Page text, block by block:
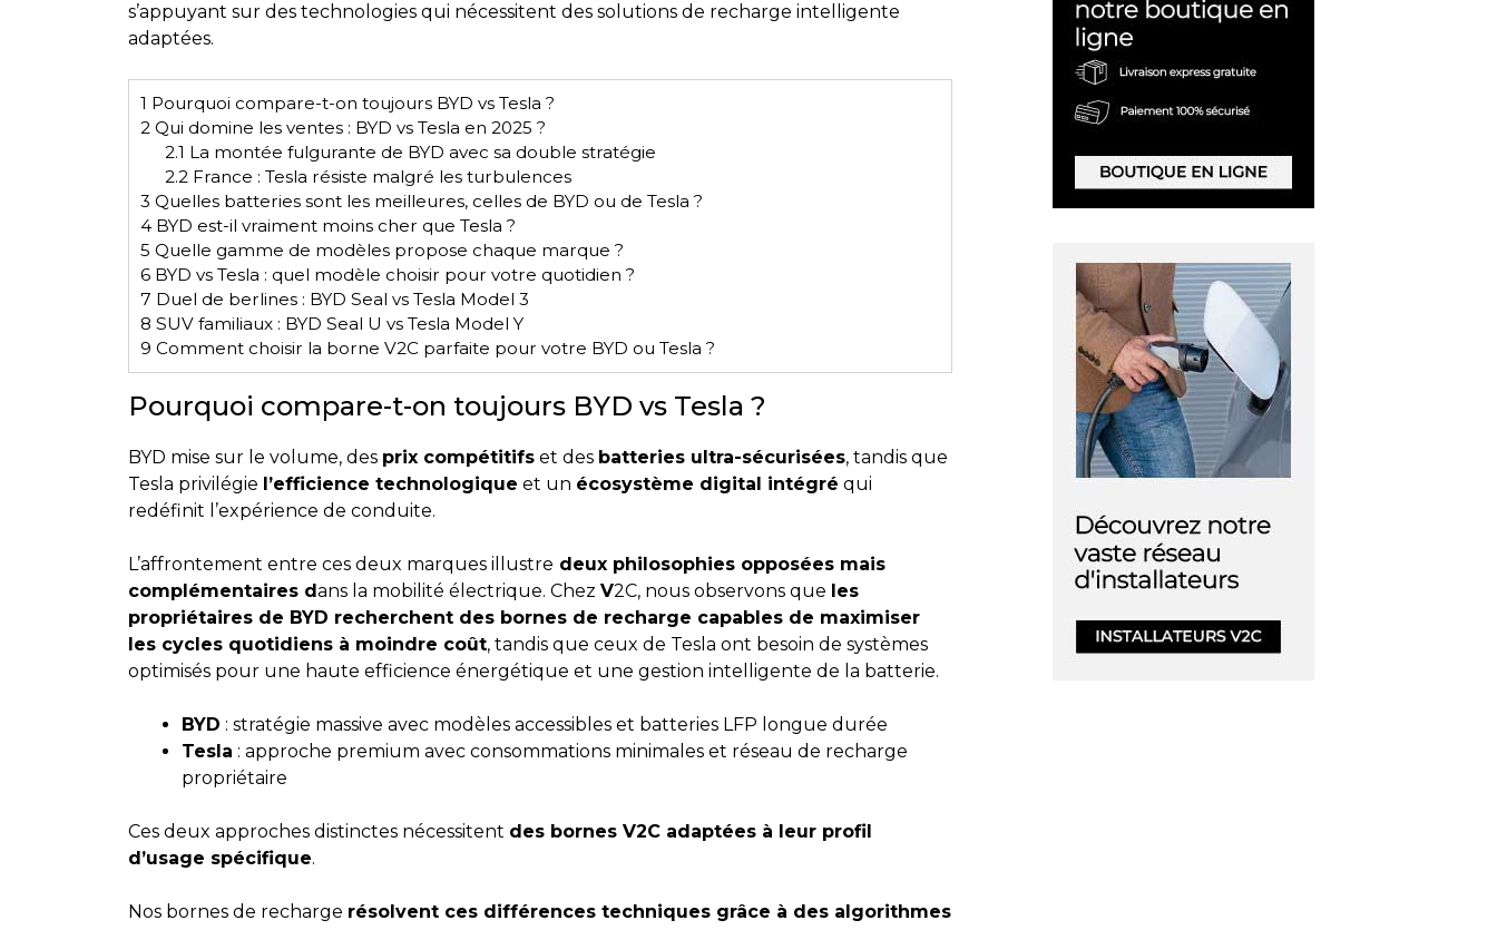
s’appuyant sur des technologies qui nécessitent des solutions de recharge intelligente
adaptées.
1 Pourquoi compare-t-on toujours BYD vs Tesla ?
2Qui domine les ventes : BYD vs Tesla en 2025 ?
2.1 La montée fulgurante de BYD avec sa double stratégie
2.2 France : Tesla résiste malgré les turbulences
3 Quelles batteries sont les meilleures, celles de BYD ou de Tesla ?
4BYD est-il vraiment moins cher que Tesla ?
5 Quelle gamme de modèles propose chaque marque ?
6BYD vs Tesla : quel modèle choisir pour votre quotidien ?
7 Duel de berlines : BYD Seal vs Tesla Model 3
8 SUV familiaux : BYD Seal U vs Tesla Model Y
9 Comment choisir la borne V2C parfaite pour votre BYD ou Tesla ?
Pourquoi compare-t-on toujours BYD vs Tesla ?
BYD mise sur le volume, des prix compétitifset des batteries ultra-sécurisées, tandis que
Tesla privilégie l’efficience technologique et un écosystème digital intégré qui
redéfinit l’expérience de conduite.
L’affrontement entre ces deux marques illustre deux philosophies opposées mais
complémentaires dans la mobilité électrique. Chez V2C, nous observons que les
propriétaires de BYD recherchent des bornes de recharge capables de maximiser
les cycles quotidiens à moindre coût, tandis que ceux de Tesla ont besoin de systèmes
optimisés pour une haute efficience énergétique et une gestion intelligente de la batterie.
BYD : stratégie massive avec modèles accessibles et batteries LFP longue durée
Tesla : approche premium avec consommations minimales et réseau de recharge
propriétaire
Ces deux approches distinctes nécessitent des bornes V2C adaptées à leur profil
d’usage spécifique.
Nos bornes de recharge résolvent ces différences techniques grâce à des algorithmes